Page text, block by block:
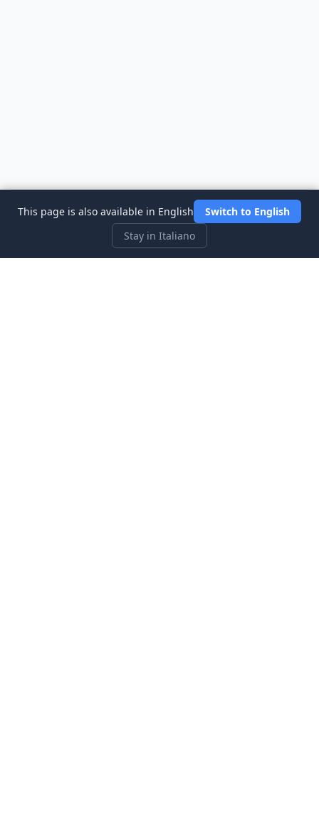
This page is also available in English
Switch to English
Stay in Italiano